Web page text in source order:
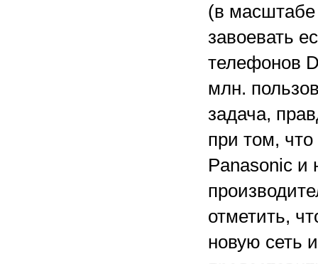
(в масштабе
завоевать
телефонов
млн.
задача,
при том, что
Panasonic и
отметить,
новую сеть